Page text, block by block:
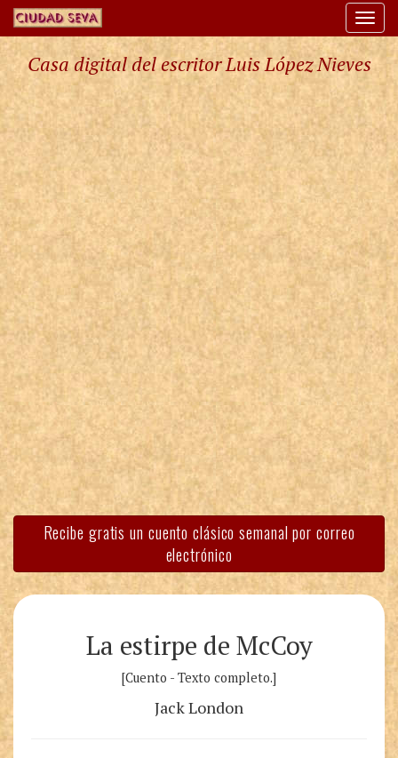
Casa digital del escritor Luis López Nieves
Recibe gratis un cuento clásico semanal por correo
electrónico
La estirpe de McCoy
[Cuento - Texto completo.]
Jack London